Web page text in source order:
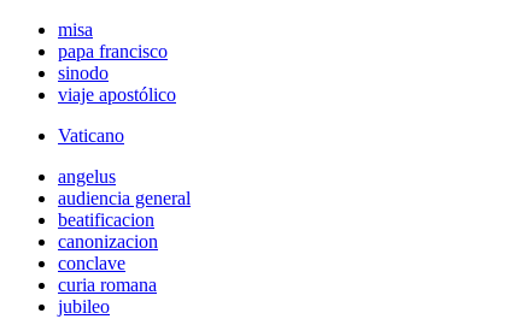
misa
papa francisco
sinodo
viaje apostólico
Vaticano
angelus
audiencia general
beatificacion
canonizacion
conclave
curia romana
jubileo